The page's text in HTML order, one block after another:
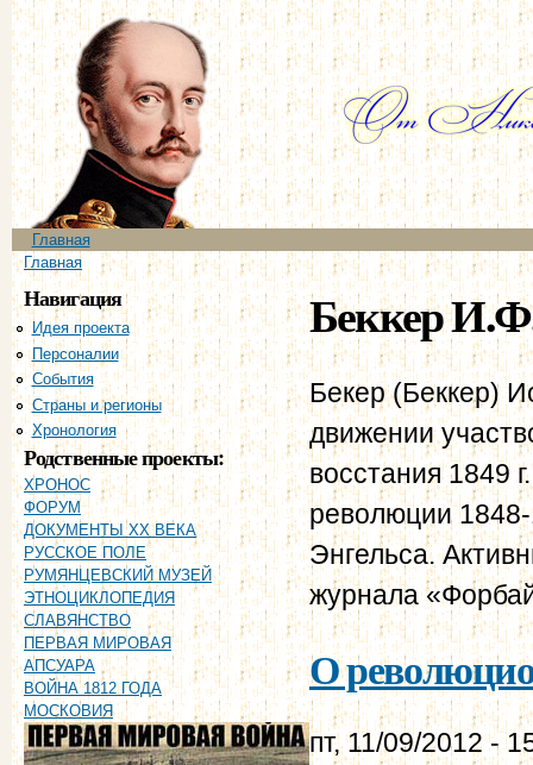
Главное меню
Главная
Вы здесь
Главная
Навигация
Идея проекта
Персоналии
События
Страны и регионы
Хронология
Родственные проекты:
ХРОНОС
ФОРУМ
ДОКУМЕНТЫ XX ВЕКА
РУССКОЕ ПОЛЕ
РУМЯНЦЕВСКИЙ МУЗЕЙ
ЭТНОЦИКЛОПЕДИЯ
СЛАВЯНСТВО
ПЕРВАЯ МИРОВАЯ
АПСУАРА
ВОЙНА 1812 ГОДА
МОСКОВИЯ
Беккер
Бекер (Беккер)
движении
восстания 1849
революции
Энгельса.
журнала
О
пт, 11/09/2012 -